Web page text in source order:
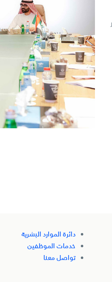
دائرة الموارد البشرية
خدمات الموظفين
تواصل معنا